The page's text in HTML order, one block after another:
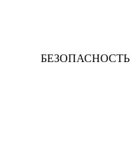
БЕЗОПАСНОСТЬ